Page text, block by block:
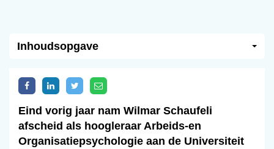
Inhoudsopgave
Eind vorig jaar nam Wilmar Schaufeli
afscheid als hoogleraar Arbeids-en
Organisatiepsychologie aan de Universiteit